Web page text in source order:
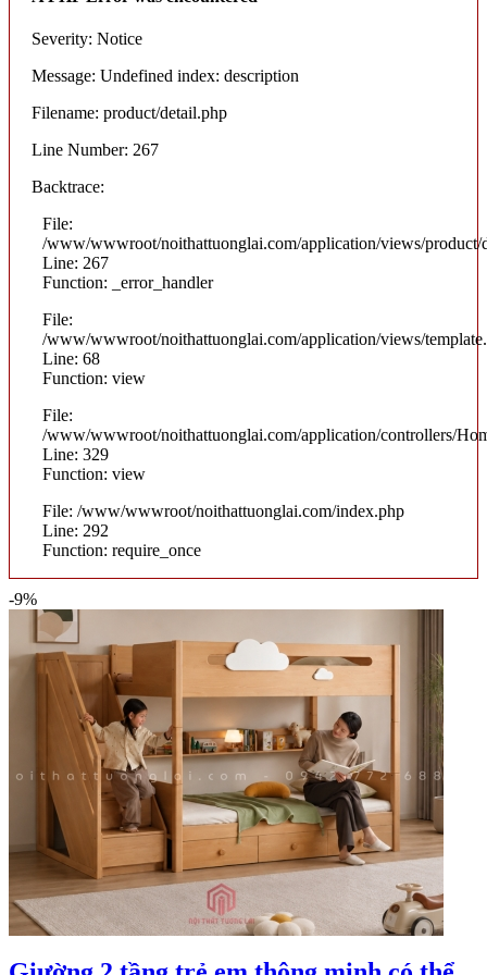
Severity: Notice
Message: Undefined index: description
Filename: product/detail.php
Line Number: 267
Backtrace:
File:
/www/wwwroot/noithattuonglai.com/application/views/product/
Line: 267
Function: _error_handler
File:
/www/wwwroot/noithattuonglai.com/application/views/
Line: 68
Function: view
File:
/www/wwwroot/noithattuonglai.com/application/controllers/
Line: 329
Function: view
File: /www/wwwroot/noithattuonglai.com/index.php
Line: 292
Function: require_once
-9%